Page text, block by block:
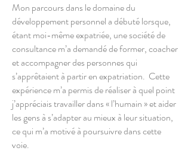
Mon parcours dans le domaine du
développement personnel a débuté lorsque,
étant moi-même expatriée, une société de
consultance m’a demandé de former, coacher
et accompagner des personnes qui
s’apprêtaient à partir en expatriation. Cette
expérience m’a permis de réaliser à quel point
j’appréciais travailler dans « l’humain » et aider
les gens à s’adapter au mieux à leur situation,
ce qui m’a motivé à poursuivre dans cette
voie.